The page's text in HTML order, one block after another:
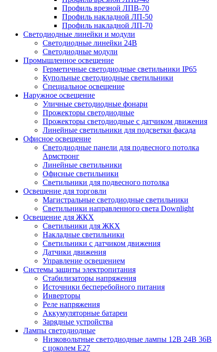
Профиль врезной ЛПВ-70
Профиль накладной ЛП-50
Профиль накладной ЛП-70
Светодиодные линейки и модули
Светодиодные линейки 24В
Светодиодные модули
Промышленное освещение
Герметичные светодиодные светильники IP65
Купольные светодиодные светильники
Специальное освещение
Наружное освещение
Уличные светодиодные фонари
Прожекторы светодиодные
Прожекторы светодиодные с датчиком движения
Линейные светильники для подсветки фасада
Офисное освещение
Cветодиодные панели для подвесного потолка
Армстронг
Линейные светильники
Офисные светильники
Светильники для подвесного потолка
Освещение для торговли
Магистральные светодиодные светильники
Светильники направленного света Downlight
Освещение для ЖКХ
Светильники для ЖКХ
Накладные светильники
Светильники с датчиком движения
Датчики движения
Управление освещением
Системы защиты электропитания
Стабилизаторы напряжения
Источники бесперебойного питания
Инверторы
Реле напряжения
Аккумуляторные батареи
Зарядные устройства
Лампы светодиодные
Низковольтные светодиодные лампы 12В 24В 36В
с цоколем Е27